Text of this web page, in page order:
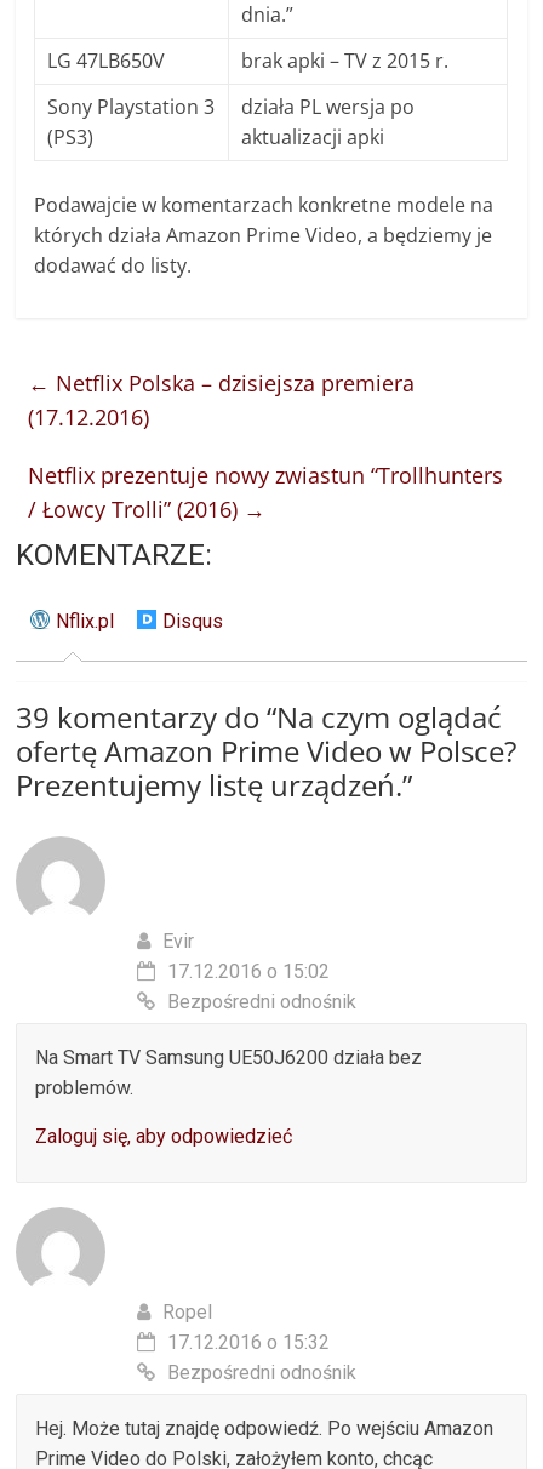
dnia.”
LG 47LB650V
brak apki – TV z 2015 r.
Sony Playstation 3
(PS3)
działa PL wersja po
aktualizacji apki
Podawajcie w komentarzach konkretne modele na
których działa Amazon Prime Video, a będziemy je
dodawać do listy.
← Netflix Polska – dzisiejsza premiera
(17.12.2016)
Netflix prezentuje nowy zwiastun “Trollhunters
/ Łowcy Trolli” (2016) →
KOMENTARZE:
Nflix.pl Disqus
39 komentarzy do “Na czym oglądać
ofertę Amazon Prime Video w Polsce?
Prezentujemy listę urządzeń.”
Evir
17.12.2016 o 15:02
Bezpośredni odnośnik
Na Smart TV Samsung UE50J6200 działa bez
problemów.
Zaloguj się, aby odpowiedzieć
Ropel
17.12.2016 o 15:32
Bezpośredni odnośnik
Hej. Może tutaj znajdę odpowiedź. Po wejściu Amazon
Prime Video do Polski, założyłem konto, chcąc